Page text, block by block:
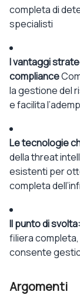
completadi
specialisti
I vantaggi
compliance
lagestione del
efacilital’a
Le tecnologie
dellathreat
esistenti per
completa
Il punto di svolta:
filiera
consente
Argomenti